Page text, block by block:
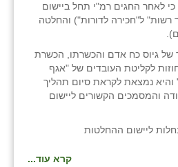
לאחר החגים רמ"י תחל ביישום
מ"בר רשות" ל"חכירה לדורות") והחלטה
של גיוס כח אדם והכשרתו, הכשרת
לקליטת העובדים של "אגף
והיא נמצאת לקראת סיום תהליך
והמסמכים הקשורים ליישום
ליישום ההחלטות
קרא עוד...